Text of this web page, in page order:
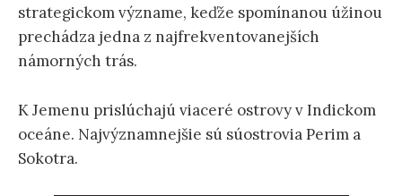
strategickom význame, keďže spomínanou úžinou
prechádza jedna z najfrekventovanejších
námorných trás.
K Jemenu prislúchajú viaceré ostrovy v Indickom
oceáne. Najvýznamnejšie sú súostrovia Perim a
Sokotra.